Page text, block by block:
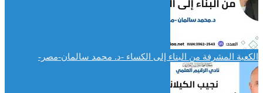
الكعبة المشرفة من البناء إلى الكساء -د. محمد سالمان-مصر-